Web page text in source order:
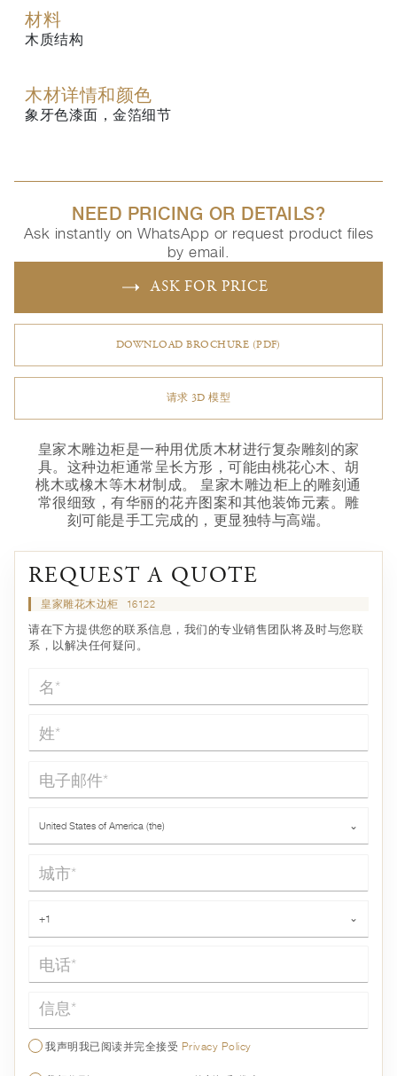
材料
木质结构
木材详情和颜色
象牙色漆面，金箔细节
NEED PRICING OR DETAILS?
Ask instantly on WhatsApp or request product files
by email.
ASK FOR PRICE
DOWNLOAD BROCHURE (PDF)
请求 3D 模型
皇家木雕边柜是一种用优质木材进行复杂雕刻的家
具。这种边柜通常呈长方形，可能由桃花心木、胡
桃木或橡木等木材制成。 皇家木雕边柜上的雕刻通
常很细致，有华丽的花卉图案和其他装饰元素。雕
刻可能是手工完成的，更显独特与高端。
REQUEST A QUOTE
皇家雕花木边柜 16122
请在下方提供您的联系信息，我们的专业销售团队将及时与您联
系，以解决任何疑问。
名*
姓*
电子邮件*
United States of America (the) ⌄
城市*
+1 ⌄
信息*
我声明我已阅读并完全接受 Privacy Policy